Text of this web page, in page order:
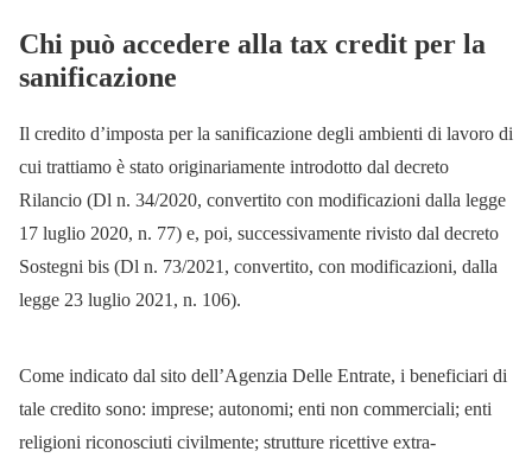
Chi può accedere alla tax credit per la
sanificazione
Il credito d’imposta per la sanificazione degli ambienti di lavoro di
cui trattiamo è stato originariamente introdotto dal decreto
Rilancio (Dl n. 34/2020, convertito con modificazioni dalla legge
17 luglio 2020, n. 77) e, poi, successivamente rivisto dal decreto
Sostegni bis (Dl n. 73/2021, convertito, con modificazioni, dalla
legge 23 luglio 2021, n. 106).
Come indicato dal sito dell’Agenzia Delle Entrate, i beneficiari di
tale credito sono: imprese; autonomi; enti non commerciali; enti
religioni riconosciuti civilmente; strutture ricettive extra-